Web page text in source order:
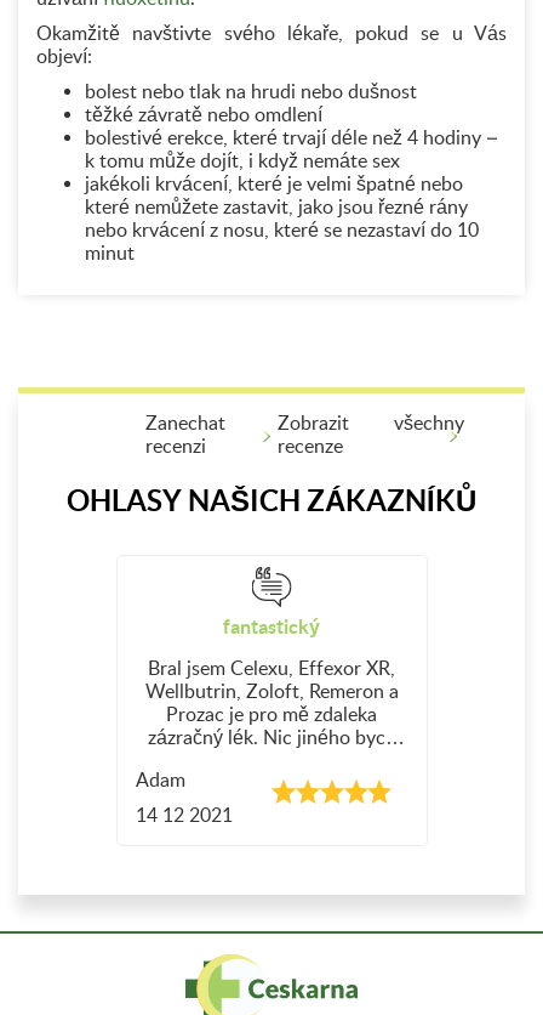
Okamžitě navštivte svého lékaře, pokud se u Vás
objeví:
bolest nebo tlak na hrudi nebo dušnost
těžké závratě nebo omdlení
bolestivé erekce, které trvají déle než 4 hodiny –
k tomu může dojít, i když nemáte sex
jakékoli krvácení, které je velmi špatné nebo
které nemůžete zastavit, jako jsou řezné rány
nebo krvácení z nosu, které se nezastaví do 10
minut
OHLASY NAŠICH ZÁKAZNÍKŮ
Zanechat
recenzi
Zobrazit všechny
recenze
fantastický
Bral jsem Celexu, Effexor XR,
Wellbutrin, Zoloft, Remeron a
Prozac je pro mě zdaleka
zázračný lék. Nic jiného bych
roky a je fantastický! Pomohl mi
v každé oblasti života a je pro
mě jako zachránce.
Adam
14 12 2021